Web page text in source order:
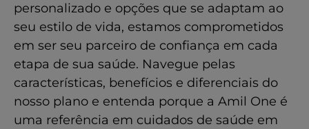
Ao contratar você ganha como
cortesia o Plano Dental
personalizado e opções que se adaptam ao
seu estilo de vida, estamos comprometidos
em ser seu parceiro de confiança em cada
etapa de sua saúde. Navegue pelas
características, benefícios e diferenciais do
nosso plano e entenda porque a Amil One é
uma referência em cuidados de saúde em